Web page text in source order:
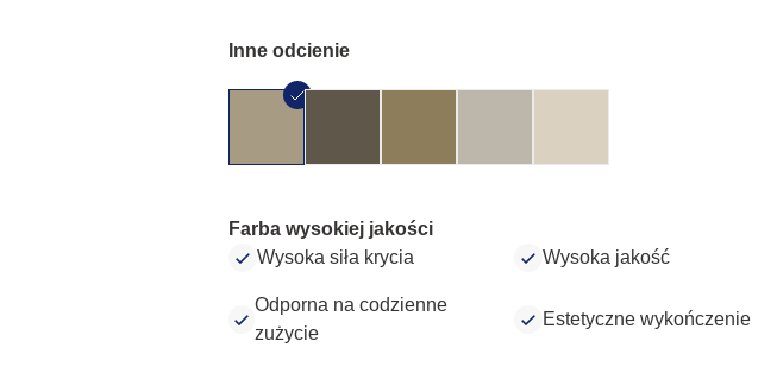
Inne odcienie
Farba wysokiej jakości
Wysoka siła krycia
Wysoka jakość
Odporna na codzienne
zużycie
Estetyczne wykończenie